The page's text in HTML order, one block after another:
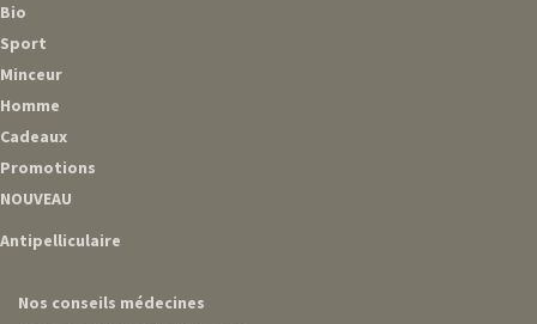
Bio
Sport
Minceur
Homme
Cadeaux
Promotions
NOUVEAU
Antipelliculaire
Nos conseils médecines